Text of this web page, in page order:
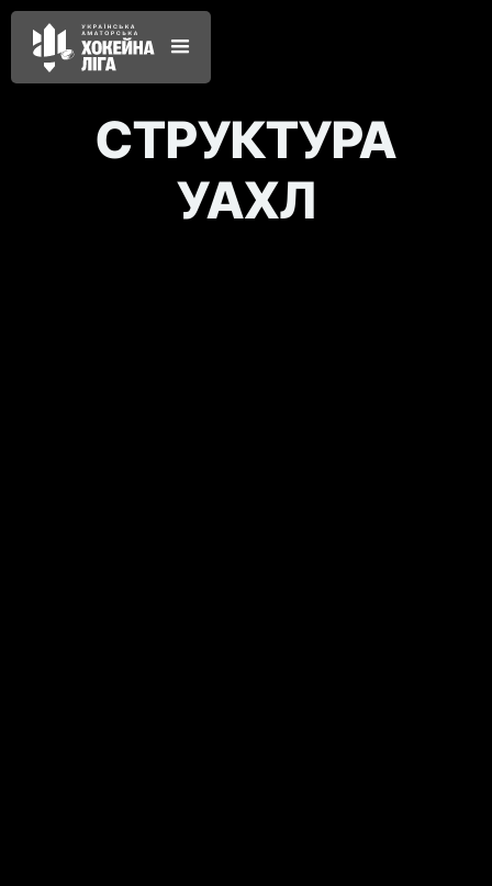
СТРУКТУРА
УАХЛ